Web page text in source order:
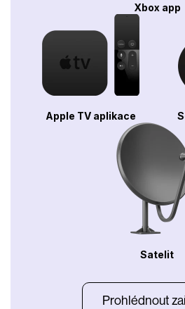
Xbox app
Apple TV aplikace
Satelit
Prohlédnout